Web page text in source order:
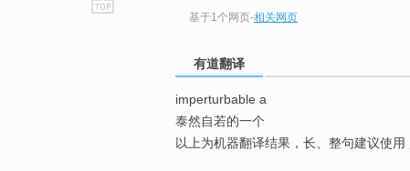
基于1个网页-相关网页
有道翻译
imperturbable a
泰然自若的一个
以上为机器翻译结果，长、整句建议使用